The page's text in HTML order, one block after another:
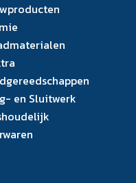
en Sluitwerk